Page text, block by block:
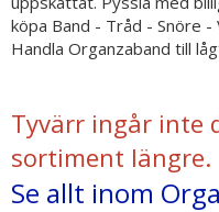
köpa Band - Tråd - Snöre
Handla Organzaband till
Tyvärr ingår inte
sortiment längre.
Se allt inom